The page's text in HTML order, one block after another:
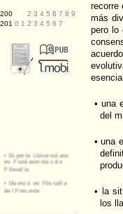
recorre
más
pero lo
• una
del
• una
• la
los